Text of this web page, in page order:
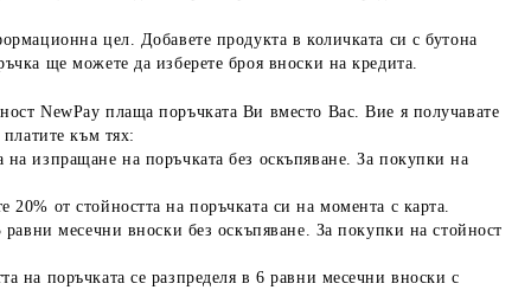
цел. Добавете продукта в количката си с бутона
ще можете да изберете броя вноски на кредита.
NewPay плаща поръчката Ви вместо Вас. Вие я получавате
към тях:
изпращане на поръчката без оскъпяване. За покупки на
от стойността на поръчката си на момента с карта.
равни месечни вноски без оскъпяване. За покупки на стойност
на поръчката се разпределя в 6 равни месечни вноски с